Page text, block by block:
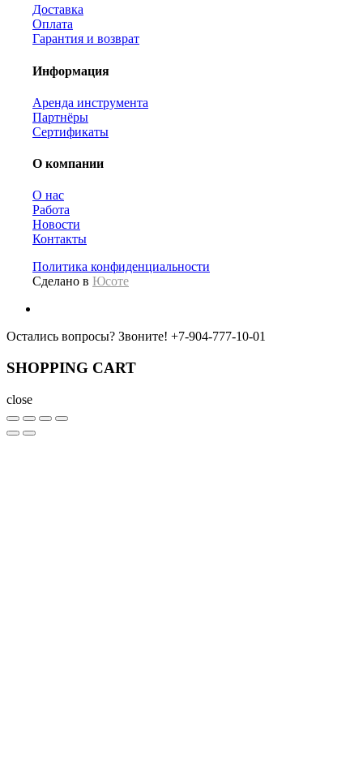
Доставка
Оплата
Гарантия и возврат
Информация
Аренда инструмента
Партнёры
Сертификаты
О компании
О нас
Работа
Новости
Контакты
Политика конфиденциальности
Сделано в Юсоте
Остались вопросы? Звоните! +7-904-777-10-01
SHOPPING CART
close